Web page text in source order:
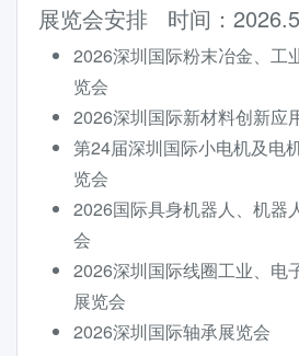
展览会安排 时间：
2026深圳国际粉末冶金、工
览会
2026深圳国际新材料创新应
第24届深圳国际小电机及电
览会
2026国际具身机器人、机器
会
2026深圳国际线圈工业、电
展览会
2026深圳国际轴承展览会